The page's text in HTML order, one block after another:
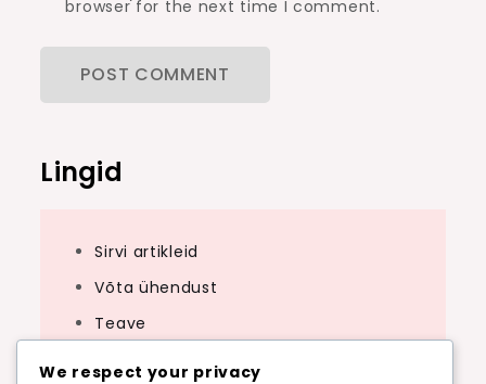
browser for the next time I comment.
Lingid
Sirvi artikleid
Võta ühendust
Teave
We respect your privacy